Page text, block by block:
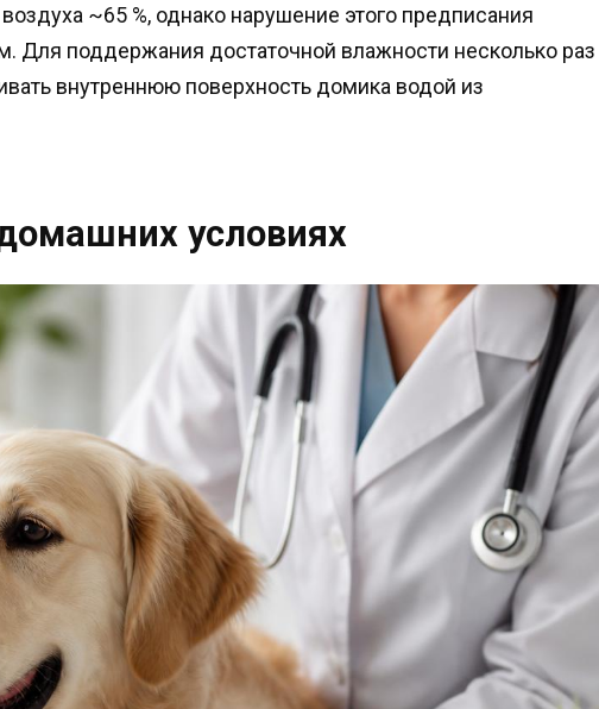
~65 %, однако нарушение этого предписания
Для поддержания достаточной влажности несколько раз
внутреннюю поверхность домика водой из
условиях